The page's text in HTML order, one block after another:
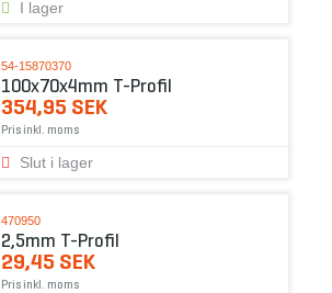
I lager
54-15870370
100x70x4mm T-Profil
354,95 SEK
Pris inkl. moms
Slut i lager
470950
2,5mm T-Profil
29,45 SEK
Pris inkl. moms